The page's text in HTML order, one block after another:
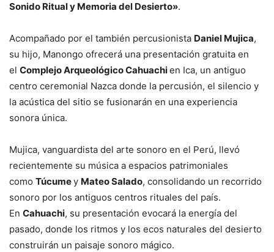
Sonido Ritual y Memoria del Desierto».
Acompañado por el también percusionista Daniel Mujica,
su hijo, Manongo ofrecerá una presentación gratuita en
el Complejo Arqueológico Cahuachien Ica, un antiguo
centro ceremonial Nazca donde la percusión, el silencio y
la acústica del sitio se fusionarán en una experiencia
sonora única.
Mujica, vanguardista del arte sonoro en el Perú, llevó
recientemente su música a espacios patrimoniales
como Túcumey Mateo Salado, consolidando un recorrido
sonoro por los antiguos centros rituales del país.
En Cahuachi, su presentación evocará la energía del
pasado, donde los ritmos y los ecos naturales del desierto
construirán un paisaje sonoro mágico.